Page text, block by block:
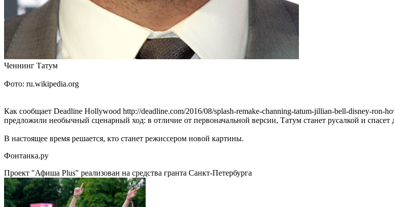
Ченнинг Татум
Фото: ru.wikipedia.org
Как сообщает Deadline Hollywood http://deadline.com/2016/08/splash-remake-channing-tatum-jillian-bell-disney-ron-
предложили необычный сценарный ход: в отличие от первоначальной версии, Татум станет русалкой и
В настоящее время решается, кто станет режиссером новой картины.
Фонтанка.ру
Проект "Афиша Plus" реализован на средства гранта Санкт-Петербурга